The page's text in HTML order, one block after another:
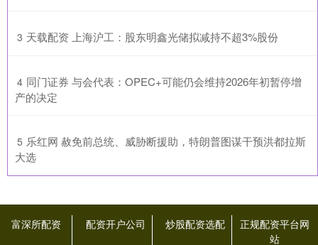
3 ​天载配资 上海沪工：股东明鑫光储拟减持不超3%股份
4 ​同门证券 与会代表：OPEC+可能仍会维持2026年初暂停增
产的决定
5 ​乐红网 赦免前总统、威胁断援助，特朗普图谋干预洪都拉斯
大选
富深所配资 配资开户公司 炒股配资选配
正规配资平台网
站